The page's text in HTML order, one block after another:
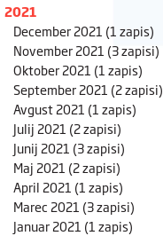
2021
December 2021 (1 zapis)
November 2021 (3 zapisi)
Oktober 2021 (1 zapis)
September 2021 (2 zapisi)
Avgust 2021 (1 zapis)
Julij 2021 (2 zapisi)
Junij 2021 (3 zapisi)
Maj 2021 (2 zapisi)
April 2021 (1 zapis)
Marec 2021 (3 zapisi)
Januar 2021 (1 zapis)